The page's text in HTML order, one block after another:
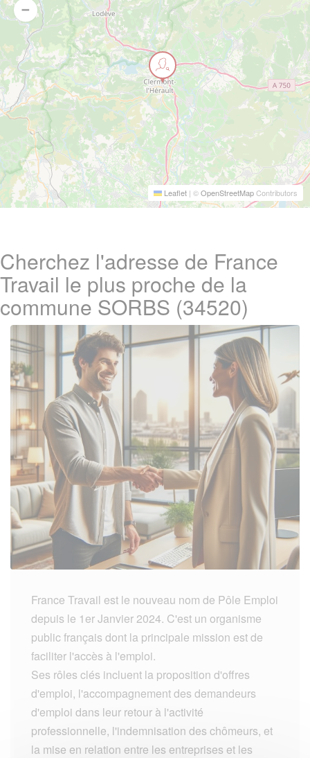
Leaflet | ©OpenStreetMapContributors
Cherchez l'adresse de France
Travail le plus proche de la
commune SORBS (34520)
France Travail est le nouveau nom de Pôle Emploi
depuis le 1er Janvier 2024. C'est un organisme
public français dont la principale mission est de
faciliter l'accès à l'emploi.
Ses rôles clés incluent la proposition d'offres
d'emploi, l'accompagnement des demandeurs
d'emploi dans leur retour à l'activité
professionnelle, l'indemnisation des chômeurs, et
la mise en relation entre les entreprises et les